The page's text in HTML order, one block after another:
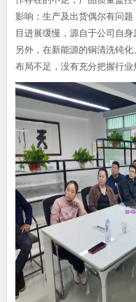
影响；生产及出货偶尔有问
目进展缓慢，源自于公司自
另外，在新能源的铜清洗钝
布局不足，没有充分把握行业